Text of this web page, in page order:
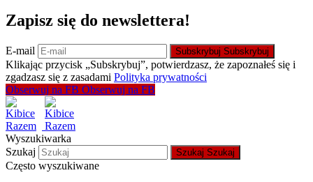
Zapisz się do newslettera!
E-mail Subskrybuj Subskrybuj
Klikając przycisk „Subskrybuj”, potwierdzasz, że zapoznałeś się i
zgadzasz się z zasadami Polityka prywatności
Obserwuj na FB Obserwuj na FB
Wyszukiwarka
Szukaj
Szukaj Szukaj
Często wyszukiwane